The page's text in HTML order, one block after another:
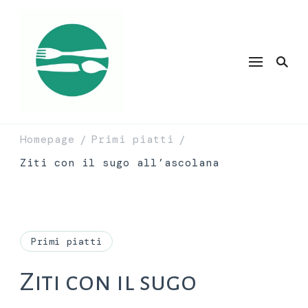
Homepage / Primi piatti /
Ziti con il sugo all’ascolana
Primi piatti
Ziti con il sugo